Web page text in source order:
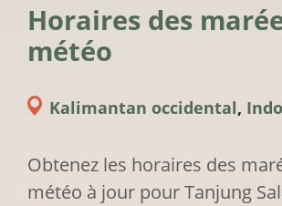
Horaires des
météo
Kalimantan occidental,
Obtenez les horaires des
météo à jour pour Tanjung